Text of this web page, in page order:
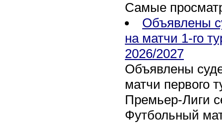
Самые
Объявлены
на матчи 1-го
2026/2027
Объявлены
матчи первого
Премьер-Лиги
Футбольный